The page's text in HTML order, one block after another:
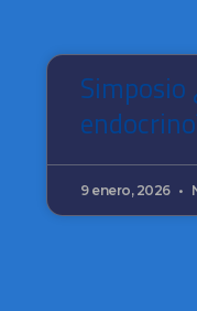
Simposio
9 enero, 2026